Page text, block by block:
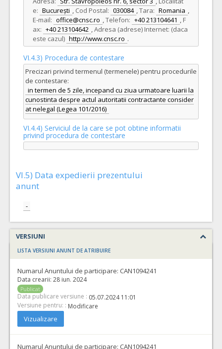
e: București , Cod Postal: 030084 ,Tara: Romania ,
E-mail: office@cnsc.ro ,Telefon: +40 213104641 , F
ax: +40 213104642 ,Adresa (adrese) Internet: (daca
este cazul) http://www.cnsc.ro .
VI.4.3) Procedura de contestare
Precizari privind termenul (termenele) pentru procedurile
de contestare:
in termen de 5 zile, incepand cu ziua urmatoare luarii la
cunostinta despre actul autoritatii contractante consider
at nelegal (Legea 101/2016)
VI.4.4) Serviciul de la care se pot obtine informatii
privind procedura de contestare
VI.5) Data expedierii prezentului
anunt
-
VERSIUNI
LISTA VERSIUNI ANUNT DE ATRIBUIRE
Numarul Anuntului de participare: CAN1094241
Data crearii: 28 iun. 2024
Publicat
Data publicare versiune : 05.07.2024 11:01
Versiune pentru: : Modificare
Vizualizare
Numarul Anuntului de participare: CAN1094241